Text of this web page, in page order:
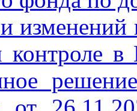
контроле в